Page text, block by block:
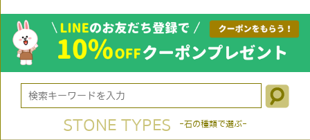
STONE TYPES -石の種類で選ぶ-